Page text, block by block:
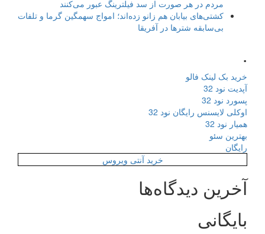
مردم در هر صورت از سد فیلترینگ عبور می‌کنند
کشتی‌های بیابان هم زانو زده‌اند؛ امواج سهمگین گرما و تلفات
بی‌سابقه شترها در آفریقا
.
خرید بک لینک فالو
آپدیت نود 32
پسورد نود 32
اوکلی لایسنس رایگان نود 32
همیار نود 32
بهترین سئو
رایگان
خرید آنتی ویروس
آخرین دیدگاه‌ها
بایگانی